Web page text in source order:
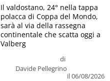
di
Davide Pellegrino
il 06/08/2026
Il valdostano, 24° nella tappa
polacca di Coppa del Mondo,
sarà al via della rassegna
continentale che scatta oggi a
Valberg